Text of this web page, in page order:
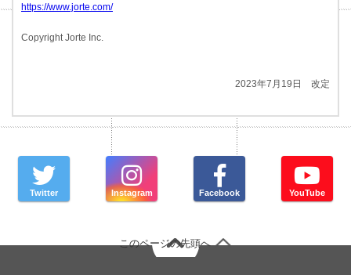
https://www.jorte.com/
Copyright Jorte Inc.
2023年7月19日 改定
Twitter Instagram Facebook YouTube
このページの先頭へ